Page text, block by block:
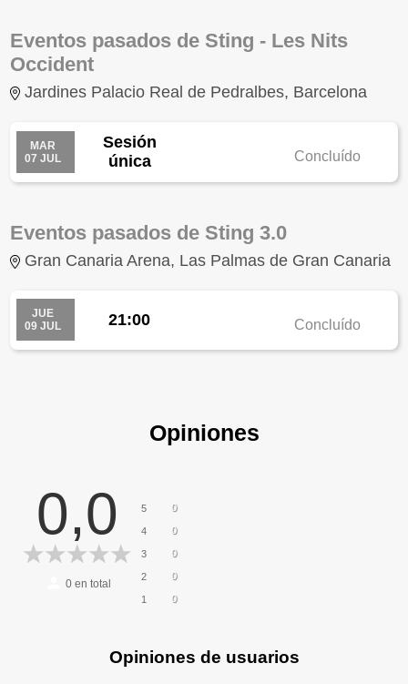
Eventos pasados de Sting - Les Nits
Occident
Jardines Palacio Real de Pedralbes, Barcelona
MAR
07 JUL
Sesión
única
Concluído
Eventos pasados de Sting 3.0
Gran Canaria Arena, Las Palmas de Gran Canaria
JUE
09 JUL
21:00 Concluído
Opiniones
0,0
0en total
5 0
4 0
3 0
2 0
1 0
Opiniones de usuarios